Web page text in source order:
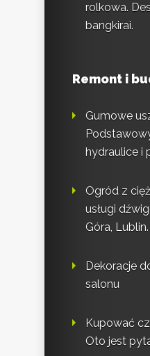
rolkowa.
bangkirai.
Remont i
Gumowe
hydraulice i
Ogród z
usługi
Góra, Lublin.
Dekoracje
salonu
Kupować
Oto jest